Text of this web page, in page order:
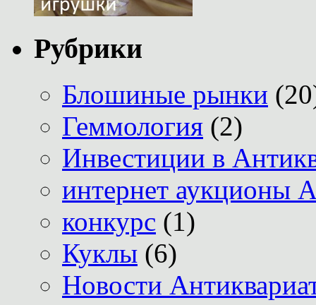
Рубрики
Блошиные рынки
Геммология (2)
Инвестиции в
интернет аукционы
конкурс (1)
Куклы (6)
Новости